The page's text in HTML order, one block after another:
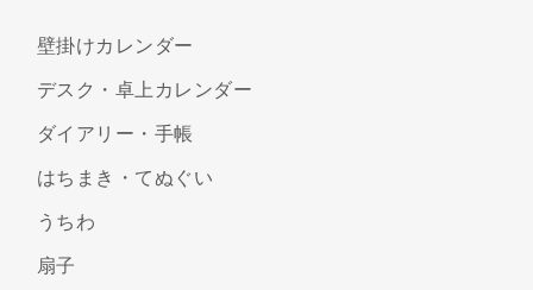
壁掛けカレンダー
デスク・卓上カレンダー
ダイアリー・手帳
はちまき・てぬぐい
うちわ
扇子